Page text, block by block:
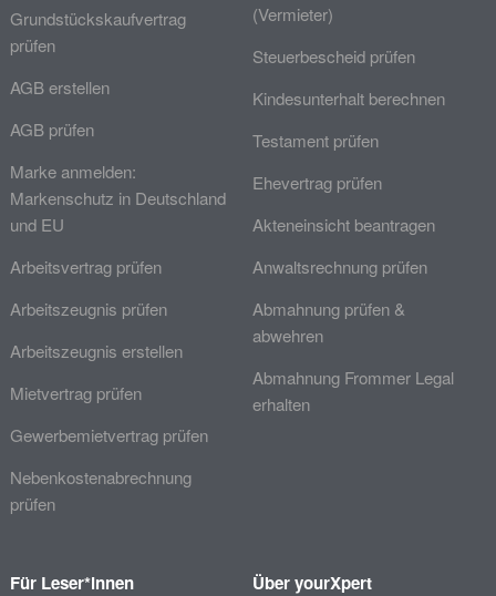
Grundstückskaufvertrag
prüfen
AGB erstellen
AGB prüfen
Marke anmelden:
Markenschutz in Deutschland
und EU
Arbeitsvertrag prüfen
Arbeitszeugnis prüfen
Arbeitszeugnis erstellen
Mietvertrag prüfen
Gewerbemietvertrag prüfen
Nebenkostenabrechnung
prüfen
(Vermieter)
Steuerbescheid prüfen
Kindesunterhalt berechnen
Testament prüfen
Ehevertrag prüfen
Akteneinsicht beantragen
Anwaltsrechnung prüfen
Abmahnung prüfen &
abwehren
Abmahnung Frommer Legal
erhalten
Für Leser*innen Über yourXpert